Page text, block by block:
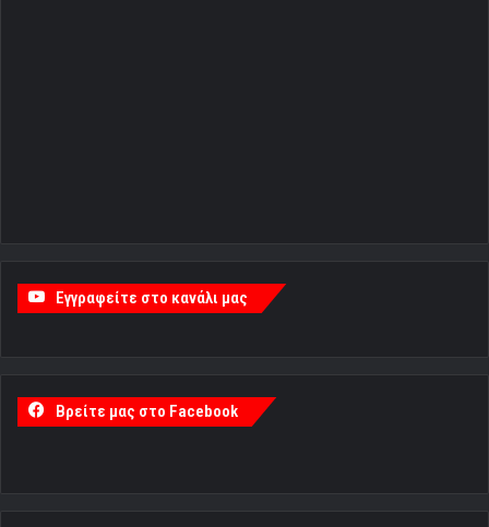
Εγγραφείτε στο κανάλι μας
Βρείτε μας στο Facebook